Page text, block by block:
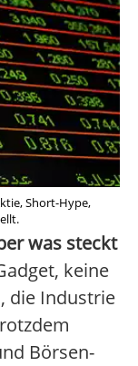
Short-Hype,
was steckt
keine
die Industrie
Börsen-